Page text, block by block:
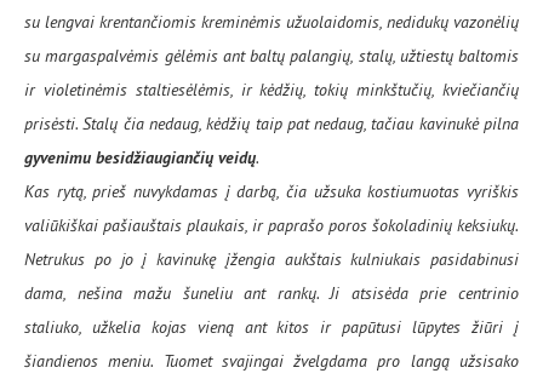
su lengvai krentančiomis kreminėmis užuolaidomis, nedidukų vazonėlių
su margaspalvėmis gėlėmis ant baltų palangių, stalų, užtiestų baltomis
ir violetinėmis staltiesėlėmis, ir kėdžių, tokių minkštučių, kviečiančių
prisėsti. Stalų čia nedaug, kėdžių taip pat nedaug, tačiau kavinukė pilna
gyvenimu besidžiaugiančių veidų.
Kas rytą, prieš nuvykdamas į darbą, čia užsuka kostiumuotas vyriškis
valiūkiškai pašiauštais plaukais, ir paprašo poros šokoladinių keksiukų.
Netrukus po jo į kavinukę įžengia aukštais kulniukais pasidabinusi
dama, nešina mažu šuneliu ant rankų. Ji atsisėda prie centrinio
staliuko, užkelia kojas vieną ant kitos ir papūtusi lūpytes žiūri į
šiandienos meniu. Tuomet svajingai žvelgdama pro langą užsisako